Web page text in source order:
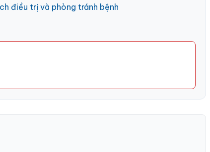
điều trị và phòng tránh bệnh